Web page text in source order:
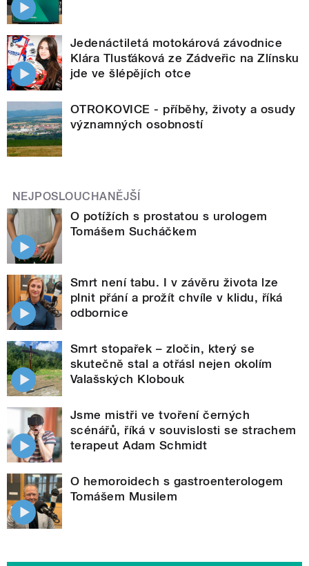
Jedenáctiletá motokárová závodnice
Klára Tlusťáková ze Zádveřic na Zlínsku
jde ve šlépějích otce
OTROKOVICE - příběhy, životy a osudy
významných osobností
NEJPOSLOUCHANĚJŠÍ
O potížích s prostatou s urologem
Tomášem Sucháčkem
Smrt není tabu. I v závěru života lze
plnit přání a prožít chvíle v klidu, říká
odbornice
Smrt stopařek – zločin, který se
skutečně stal a otřásl nejen okolím
Valašských Klobouk
Jsme mistři ve tvoření černých
scénářů, říká v souvislosti se strachem
terapeut Adam Schmidt
O hemoroidech s gastroenterologem
Tomášem Musilem